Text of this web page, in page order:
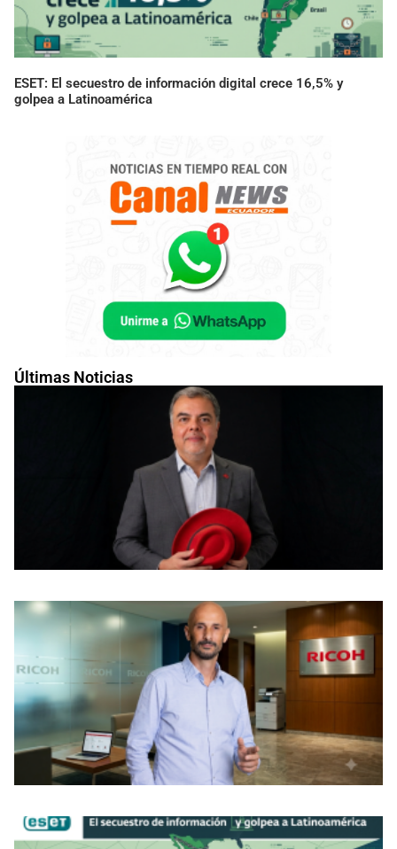
Últimas Noticias
ESET: El secuestro de información digital crece 16,5% y
golpea a Latinoamérica